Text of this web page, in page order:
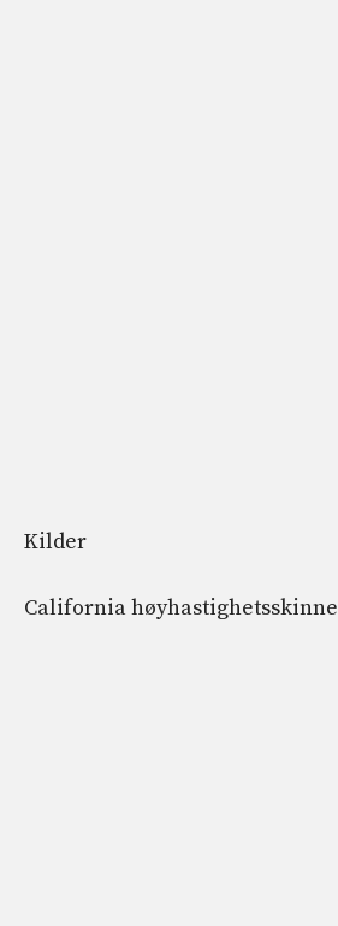
Kilder
California høyhastighetsskinne